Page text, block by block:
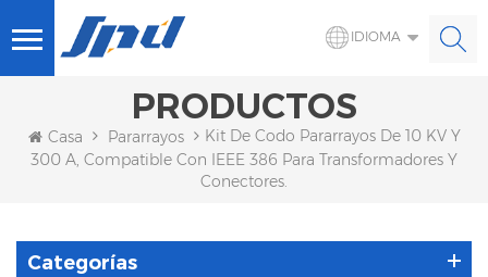
IDIOMA
PRODUCTOS
Casa Pararrayos
Kit De Codo Pararrayos De 10 KV Y
300 A, Compatible Con IEEE 386 Para Transformadores Y
Conectores.
Categorías